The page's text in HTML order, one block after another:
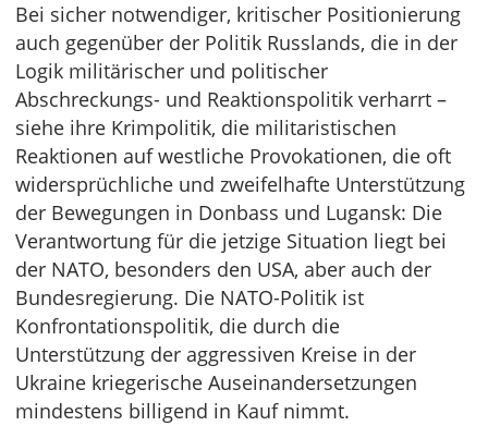
Bei sicher notwendiger, kritischer Positionierung
auch gegenüber der Politik Russlands, die in der
Logik militärischer und politischer
Abschreckungs- und Reaktionspolitik verharrt –
siehe ihre Krimpolitik, die militaristischen
Reaktionen auf westliche Provokationen, die oft
widersprüchliche und zweifelhafte Unterstützung
der Bewegungen in Donbass und Lugansk: Die
Verantwortung für die jetzige Situation liegt bei
der NATO, besonders den USA, aber auch der
Bundesregierung. Die NATO-Politik ist
Konfrontationspolitik, die durch die
Unterstützung der aggressiven Kreise in der
Ukraine kriegerische Auseinandersetzungen
mindestens billigend in Kauf nimmt.